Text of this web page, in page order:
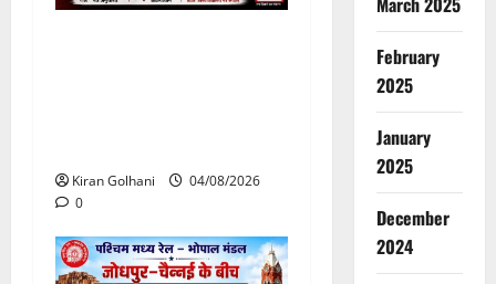
Kiran Golhani
04/08/2026
0
February
2025
January
2025
December
2024